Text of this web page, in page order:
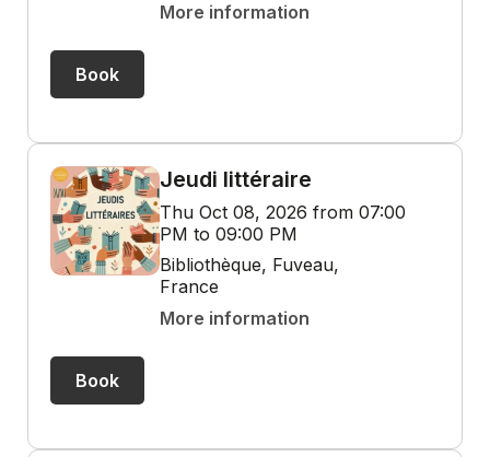
More information
Book
Jeudi littéraire
Thu Oct 08, 2026 from 07:00
PM to 09:00 PM
Bibliothèque, Fuveau,
France
More information
Book